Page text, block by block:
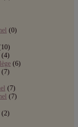
(0)
(4)
(6)
(7)
(7)
(7)
(2)